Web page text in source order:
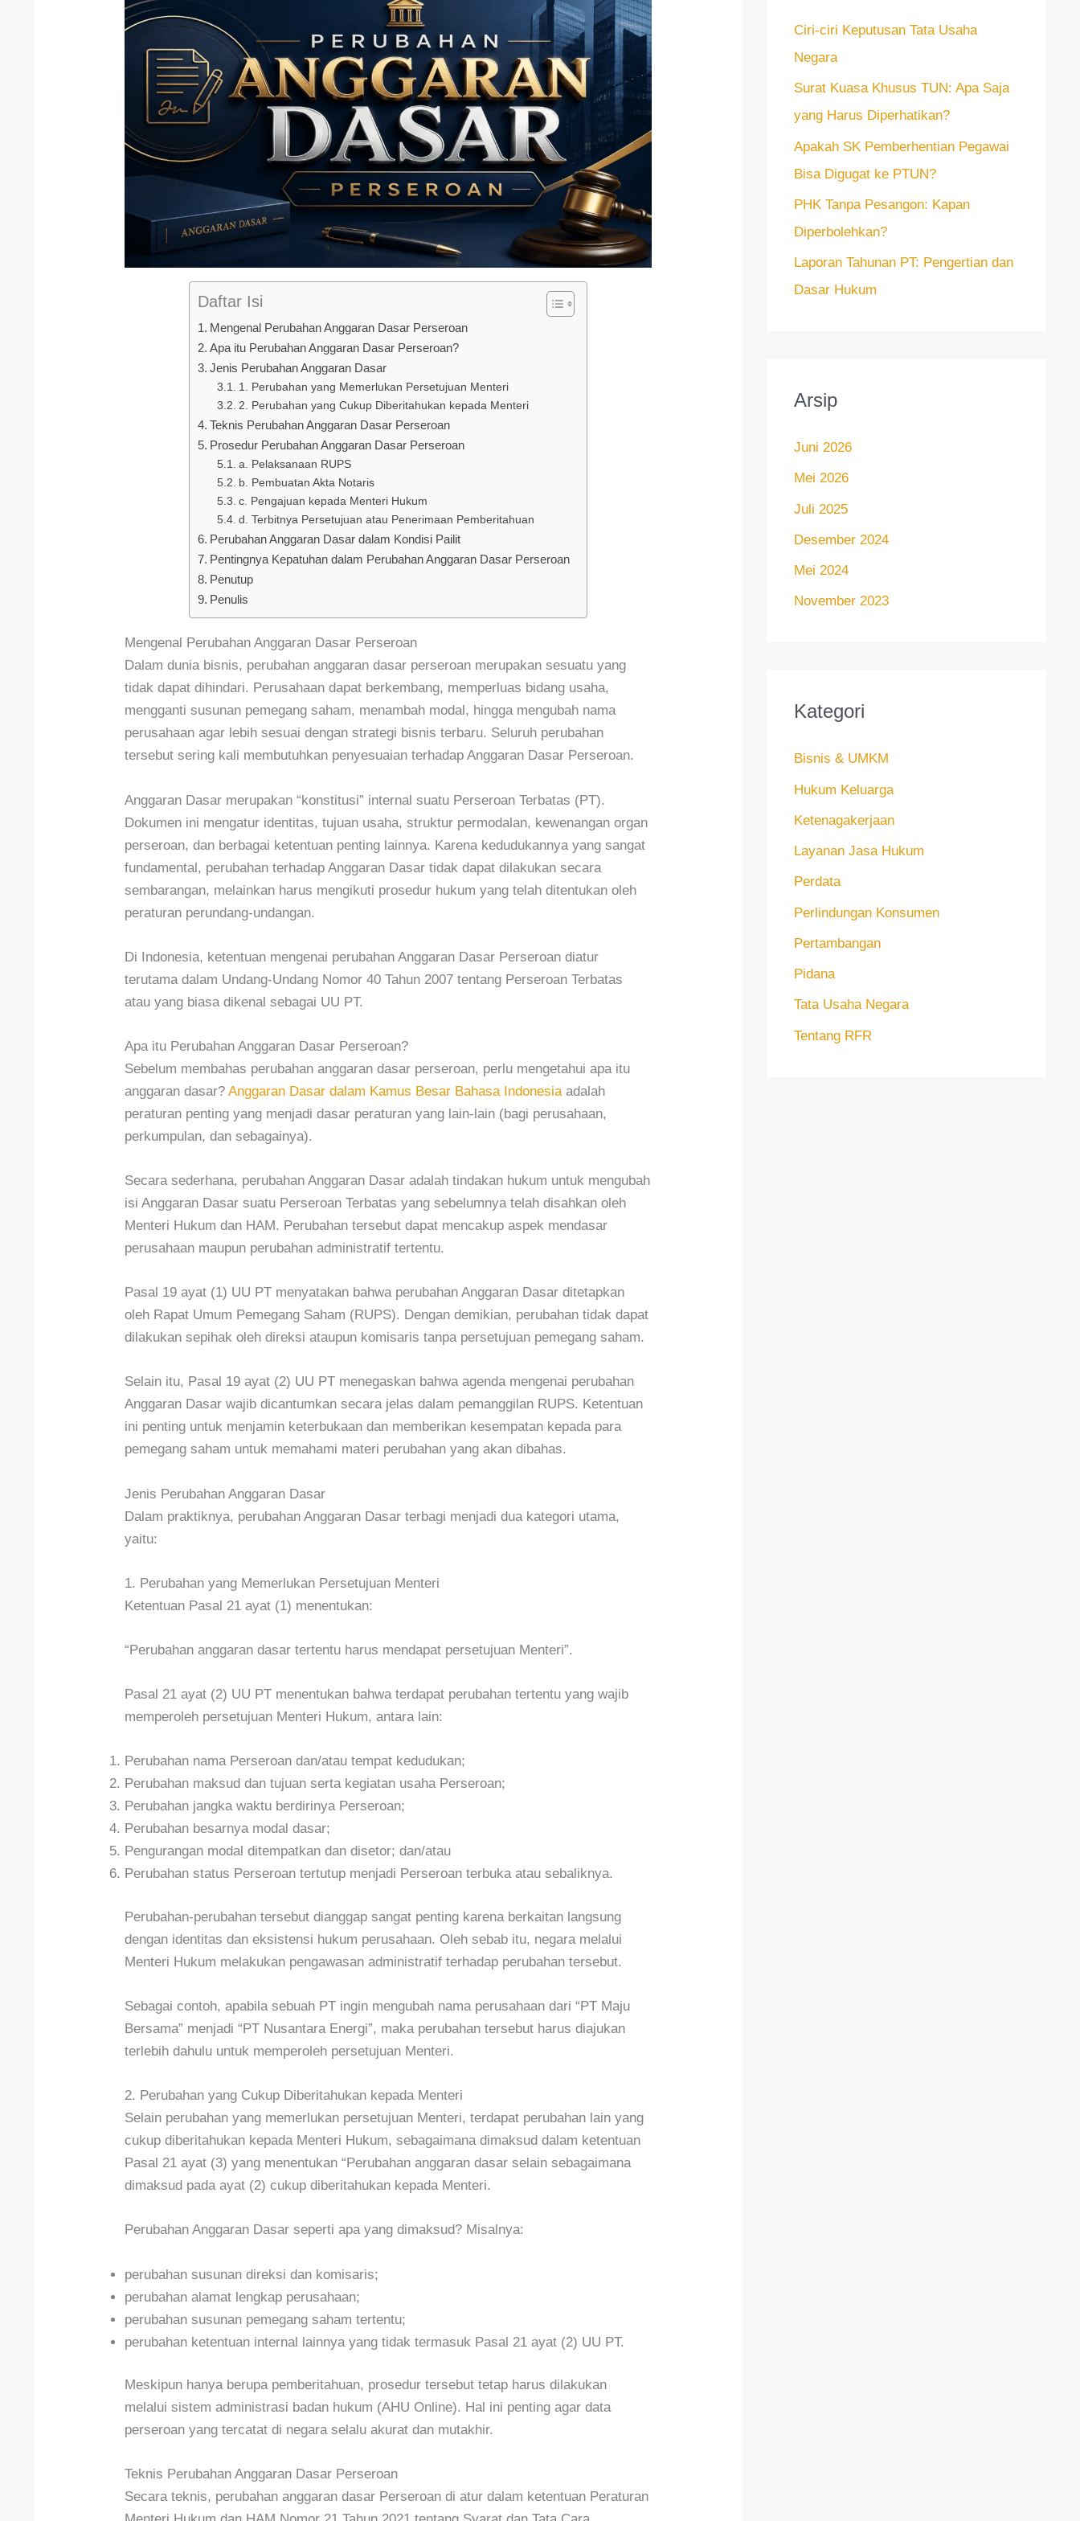
Daftar Isi
Mengenal Perubahan Anggaran Dasar Perseroan
Apa itu Perubahan Anggaran Dasar Perseroan?
Jenis Perubahan Anggaran Dasar
1. Perubahan yang Memerlukan Persetujuan Menteri
2. Perubahan yang Cukup Diberitahukan kepada Menteri
Teknis Perubahan Anggaran Dasar Perseroan
Prosedur Perubahan Anggaran Dasar Perseroan
a. Pelaksanaan RUPS
b. Pembuatan Akta Notaris
c. Pengajuan kepada Menteri Hukum
d. Terbitnya Persetujuan atau Penerimaan Pemberitahuan
Perubahan Anggaran Dasar dalam Kondisi Pailit
Pentingnya Kepatuhan dalam Perubahan Anggaran Dasar Perseroan
Penutup
Penulis
Mengenal Perubahan Anggaran Dasar Perseroan
Dalam dunia bisnis, perubahan anggaran dasar perseroan merupakan sesuatu yang
tidak dapat dihindari. Perusahaan dapat berkembang, memperluas bidang usaha,
mengganti susunan pemegang saham, menambah modal, hingga mengubah nama
perusahaan agar lebih sesuai dengan strategi bisnis terbaru. Seluruh perubahan
tersebut sering kali membutuhkan penyesuaian terhadap Anggaran Dasar Perseroan.
Anggaran Dasar merupakan “konstitusi” internal suatu Perseroan Terbatas (PT).
Dokumen ini mengatur identitas, tujuan usaha, struktur permodalan, kewenangan organ
perseroan, dan berbagai ketentuan penting lainnya. Karena kedudukannya yang sangat
fundamental, perubahan terhadap Anggaran Dasar tidak dapat dilakukan secara
sembarangan, melainkan harus mengikuti prosedur hukum yang telah ditentukan oleh
peraturan perundang-undangan.
Di Indonesia, ketentuan mengenai perubahan Anggaran Dasar Perseroan diatur
terutama dalam Undang-Undang Nomor 40 Tahun 2007 tentang Perseroan Terbatas
atau yang biasa dikenal sebagai UU PT.
Apa itu Perubahan Anggaran Dasar Perseroan?
Sebelum membahas perubahan anggaran dasar perseroan, perlu mengetahui apa itu
anggaran dasar?Anggaran Dasar dalam Kamus Besar Bahasa Indonesiaadalah
peraturan penting yang menjadi dasar peraturan yang lain-lain (bagi perusahaan,
perkumpulan, dan sebagainya).
Secara sederhana, perubahan Anggaran Dasar adalah tindakan hukum untuk mengubah
isi Anggaran Dasar suatu Perseroan Terbatas yang sebelumnya telah disahkan oleh
Menteri Hukum dan HAM. Perubahan tersebut dapat mencakup aspek mendasar
perusahaan maupun perubahan administratif tertentu.
Pasal 19 ayat (1) UU PT menyatakan bahwa perubahan Anggaran Dasar ditetapkan
oleh Rapat Umum Pemegang Saham (RUPS). Dengan demikian, perubahan tidak dapat
dilakukan sepihak oleh direksi ataupun komisaris tanpa persetujuan pemegang saham.
Selain itu, Pasal 19 ayat (2) UU PT menegaskan bahwa agenda mengenai perubahan
Anggaran Dasar wajib dicantumkan secara jelas dalam pemanggilan RUPS. Ketentuan
ini penting untuk menjamin keterbukaan dan memberikan kesempatan kepada para
pemegang saham untuk memahami materi perubahan yang akan dibahas.
Jenis Perubahan Anggaran Dasar
Dalam praktiknya, perubahan Anggaran Dasar terbagi menjadi dua kategori utama,
yaitu:
1. Perubahan yang Memerlukan Persetujuan Menteri
Ketentuan Pasal 21 ayat (1) menentukan:
“Perubahan anggaran dasar tertentu harus mendapat persetujuan Menteri”.
Pasal 21 ayat (2) UU PT menentukan bahwa terdapat perubahan tertentu yang wajib
memperoleh persetujuan Menteri Hukum, antara lain:
Perubahan nama Perseroan dan/atau tempat kedudukan;
Perubahan maksud dan tujuan serta kegiatan usaha Perseroan;
Perubahan jangka waktu berdirinya Perseroan;
Perubahan besarnya modal dasar;
Pengurangan modal ditempatkan dan disetor; dan/atau
Perubahan status Perseroan tertutup menjadi Perseroan terbuka atau sebaliknya.
Perubahan-perubahan tersebut dianggap sangat penting karena berkaitan langsung
dengan identitas dan eksistensi hukum perusahaan. Oleh sebab itu, negara melalui
Menteri Hukum melakukan pengawasan administratif terhadap perubahan tersebut.
Sebagai contoh, apabila sebuah PT ingin mengubah nama perusahaan dari “PT Maju
Bersama” menjadi “PT Nusantara Energi”, maka perubahan tersebut harus diajukan
terlebih dahulu untuk memperoleh persetujuan Menteri.
2. Perubahan yang Cukup Diberitahukan kepada Menteri
Selain perubahan yang memerlukan persetujuan Menteri, terdapat perubahan lain yang
cukup diberitahukan kepada Menteri Hukum, sebagaimana dimaksud dalam ketentuan
Pasal 21 ayat (3) yang menentukan “Perubahan anggaran dasar selain sebagaimana
dimaksud pada ayat (2) cukup diberitahukan kepada Menteri.
Perubahan Anggaran Dasar seperti apa yang dimaksud? Misalnya:
perubahan susunan direksi dan komisaris;
perubahan alamat lengkap perusahaan;
perubahan susunan pemegang saham tertentu;
perubahan ketentuan internal lainnya yang tidak termasuk Pasal 21 ayat (2) UU PT.
Meskipun hanya berupa pemberitahuan, prosedur tersebut tetap harus dilakukan
melalui sistem administrasi badan hukum (AHU Online). Hal ini penting agar data
perseroan yang tercatat di negara selalu akurat dan mutakhir.
Teknis Perubahan Anggaran Dasar Perseroan
Secara teknis, perubahan anggaran dasar Perseroan di atur dalam ketentuan Peraturan
t
u
k
:
Ciri-ciri Keputusan Tata Usaha
Negara
Surat Kuasa Khusus TUN: Apa Saja
yang Harus Diperhatikan?
Apakah SK Pemberhentian Pegawai
Bisa Digugat ke PTUN?
PHK Tanpa Pesangon: Kapan
Diperbolehkan?
Laporan Tahunan PT: Pengertian dan
Dasar Hukum
Arsip
Juni 2026
Mei 2026
Juli 2025
Desember 2024
Mei 2024
November 2023
Kategori
Bisnis & UMKM
Hukum Keluarga
Ketenagakerjaan
Layanan Jasa Hukum
Perdata
Perlindungan Konsumen
Pertambangan
Pidana
Tata Usaha Negara
Tentang RFR